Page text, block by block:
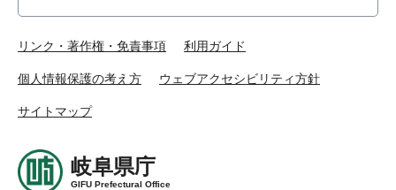
リンク・著作権・免責事項 利用ガイド
個人情報保護の考え方 ウェブアクセシビリティ方針
サイトマップ
岐阜県庁
GIFU Prefectural Office